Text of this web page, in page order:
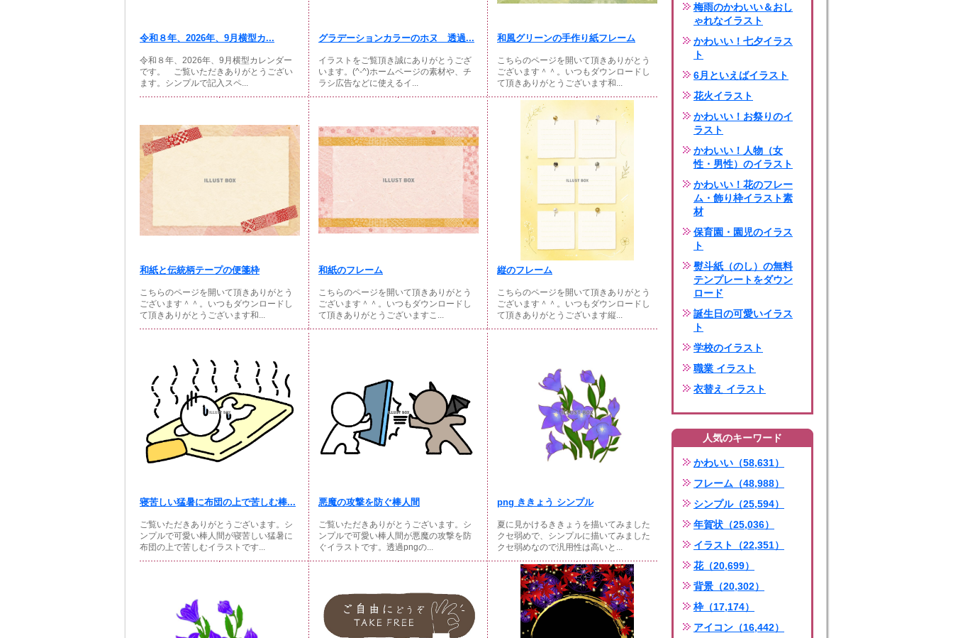
令和８年、2026年、9月横型カ...
令和８年、2026年、9月横型カレンダー
です。 ご覧いただきありがとうござい
ます。シンプルで記入スペ...
グラデーションカラーのホヌ 透過...
イラストをご覧頂き誠にありがとうござ
います。(^-^)ホームページの素材や、チ
ラシ広告などに使えるイ...
和風グリーンの手作り紙フレーム
こちらのページを開いて頂きありがとう
ございます＾＾。いつもダウンロードし
て頂きありがとうございます和...
和紙と伝統柄テープの便箋枠
こちらのページを開いて頂きありがとう
ございます＾＾。いつもダウンロードし
て頂きありがとうございます和...
和紙のフレーム
こちらのページを開いて頂きありがとう
ございます＾＾。いつもダウンロードし
て頂きありがとうございますこ...
縦のフレーム
こちらのページを開いて頂きありがとう
ございます＾＾。いつもダウンロードし
て頂きありがとうございます縦...
寝苦しい猛暑に布団の上で苦しむ棒...
ご覧いただきありがとうございます。シ
ンプルで可愛い棒人間が寝苦しい猛暑に
布団の上で苦しむイラストです...
悪魔の攻撃を防ぐ棒人間
ご覧いただきありがとうございます。シ
ンプルで可愛い棒人間が悪魔の攻撃を防
ぐイラストです。透過pngの...
png ききょう シンプル
夏に見かけるききょうを描いてみました
クセ弱めで、シンプルに描いてみました
クセ弱めなので汎用性は高いと...
梅雨のかわいい＆おし
ゃれなイラスト
かわいい！七夕イラス
ト
6月といえばイラスト
花火イラスト
かわいい！お祭りのイ
ラスト
かわいい！人物（女
性・男性）のイラスト
かわいい！花のフレー
ム・飾り枠イラスト素
材
保育園・園児のイラス
ト
熨斗紙（のし）の無料
テンプレートをダウン
ロード
誕生日の可愛いイラス
ト
学校のイラスト
職業 イラスト
衣替え イラスト
人気のキーワード
かわいい（58,631）
フレーム（48,988）
シンプル（25,594）
年賀状（25,036）
イラスト（22,351）
花（20,699）
背景（20,302）
枠（17,174）
アイコン（16,442）